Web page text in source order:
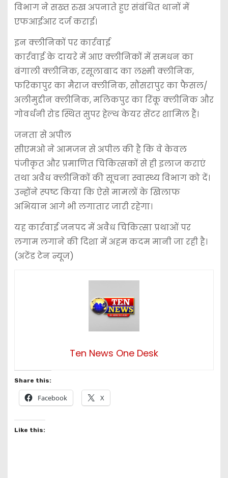
विभाग ने सख्त रुख अपनाते हुए संबंधित थानों में
एफआईआर दर्ज कराई।
इन क्लीनिकों पर कार्रवाई
कार्रवाई के दायरे में आए क्लीनिकों में समधन का
बंगाली क्लीनिक, रसूलाबाद का लक्ष्मी क्लीनिक,
फरिकापुर का मैराज क्लीनिक, सौंसरापुर का फैसल/
अलीमुद्दीन क्लीनिक, मलिकपुर का रिंकू क्लीनिक और
गोवर्धनी रोड स्थित सुपर हेल्थ केयर सेंटर शामिल हैं।
जनता से अपील
सीएमओ ने आमजन से अपील की है कि वे केवल
पंजीकृत और प्रमाणित चिकित्सकों से ही इलाज कराएं
तथा अवैध क्लीनिकों की सूचना स्वास्थ्य विभाग को दें।
उन्होंने स्पष्ट किया कि ऐसे मामलों के खिलाफ
अभियान आगे भी लगातार जारी रहेगा।
यह कार्रवाई जनपद में अवैध चिकित्सा प्रथाओं पर
लगाम लगाने की दिशा में अहम कदम मानी जा रही है।
(अटेंड टेन न्यूज)
Ten News One Desk
Share this:
Facebook X
Like this: